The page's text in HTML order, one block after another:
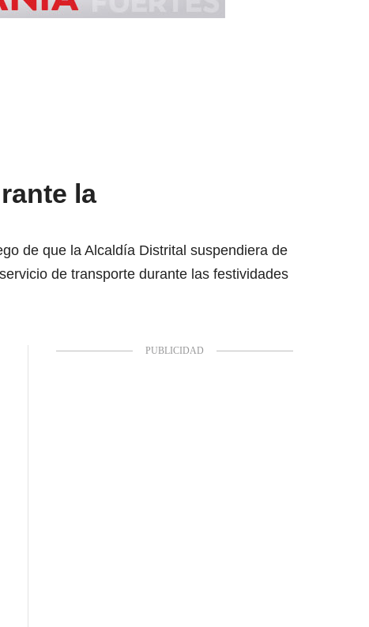
la
de que la Alcaldía Distrital suspendiera de
de transporte durante las festividades